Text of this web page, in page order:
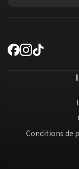
Conditions de